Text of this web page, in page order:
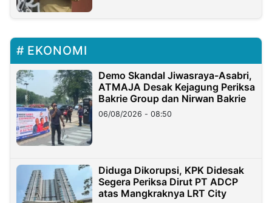
EKONOMI
Demo Skandal Jiwasraya-Asabri,
ATMAJA Desak Kejagung Periksa
Bakrie Group dan Nirwan Bakrie
06/08/2026 - 08:50
Diduga Dikorupsi, KPK Didesak
Segera Periksa Dirut PT ADCP
atas Mangkraknya LRT City